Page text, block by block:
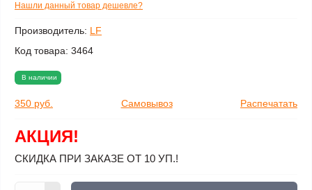
Производитель: LF
Код товара: 3464
В наличии
350 руб. Самовывоз Распечатать
Нашли данный товар дешевле?
АКЦИЯ!
СКИДКА ПРИ ЗАКАЗЕ ОТ 10 УП.!